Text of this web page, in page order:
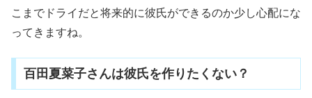
こまでドライだと将来的に彼氏ができるのか少し心配にな
ってきますね。
百田夏菜子さんは彼氏を作りたくない？